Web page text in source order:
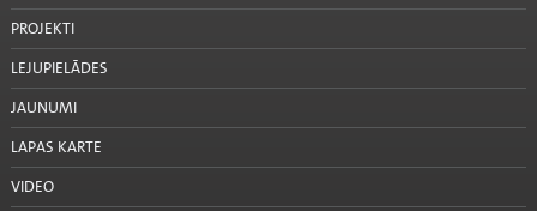
PROJEKTI
LEJUPIELĀDES
JAUNUMI
LAPAS KARTE
VIDEO